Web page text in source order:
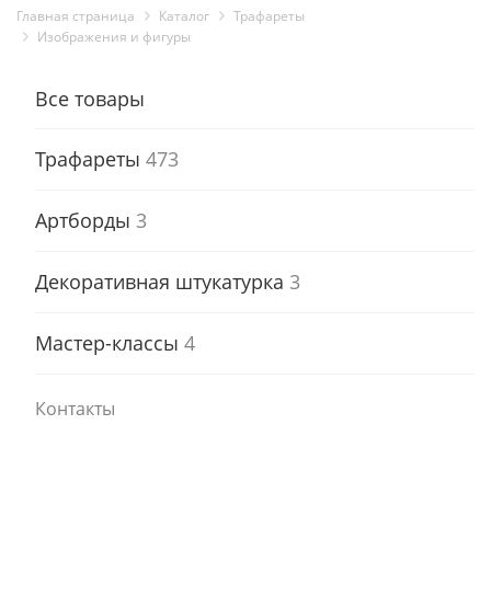
Главная страница Каталог
Трафареты
Изображения и фигуры
Все товары
Трафареты 473
Артборды 3
Декоративная штукатурка 3
Мастер-классы 4
Контакты